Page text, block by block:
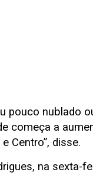
pouco nublado
começa a
Centro”, disse.
na sexta-